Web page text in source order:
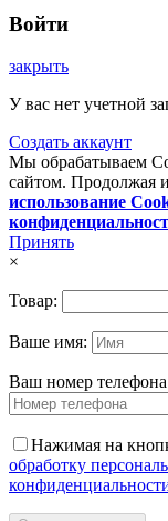
Войти
закрыть
У вас нет учетной
Создать аккаунт
Мы обрабатываем
сайтом. Продолжая
использование
Принять
×
Товар:
Ваше имя:
Ваш номер
Нажимая на
обработку